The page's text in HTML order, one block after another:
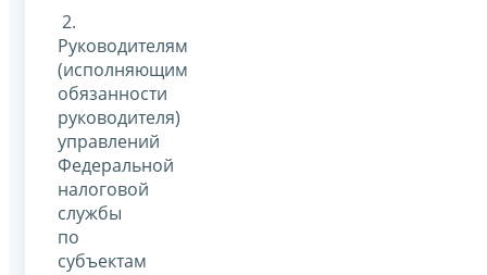
2.
Руководителям
(исполняющим
обязанности
руководителя)
управлений
Федеральной
налоговой
службы
по
субъектам